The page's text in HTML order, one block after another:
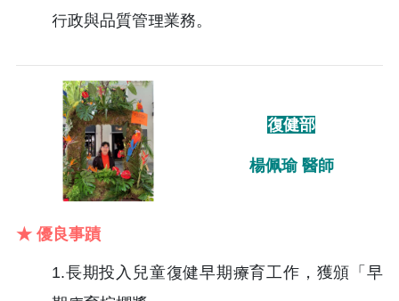
行政與品質管理業務。
復健部
楊佩瑜 醫師
★ 優良事蹟
1.長期投入兒童復健早期療育工作，獲頒「早